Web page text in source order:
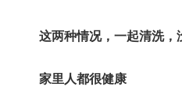
这两种情况，一起清洗，
家里人都很健康